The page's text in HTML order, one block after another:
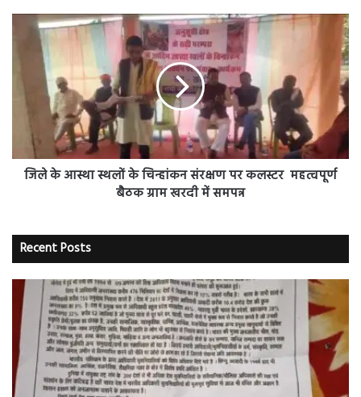
जिले
आस्था
चिन्हांकन
कलस्टर
महत्वपूर्ण
में
समपन्न
जिले के आस्था स्थलों के चिन्हांकन संरक्षण पर कलस्टर महत्वपूर्ण
बैठक ग्राम खरदी में समपन्न
Recent Posts